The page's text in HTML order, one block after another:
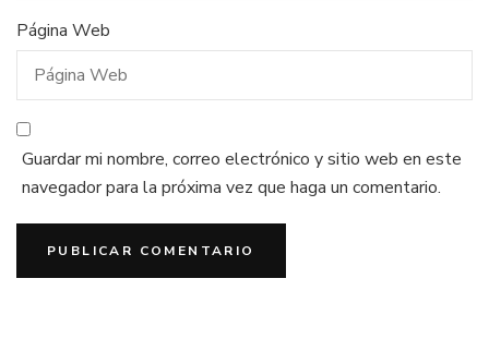
Página Web
Guardar mi nombre, correo electrónico y sitio web en este
navegador para la próxima vez que haga un comentario.